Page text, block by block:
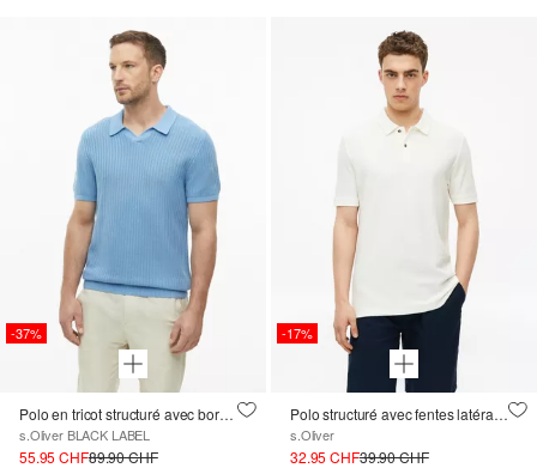
-37%
Polo en tricot structuré avec bordures côtelées
s.Oliver BLACK LABEL
55.95 CHF89.90 CHF
-17%
Polo structuré avec fentes latérales
s.Oliver
32.95 CHF39.90 CHF